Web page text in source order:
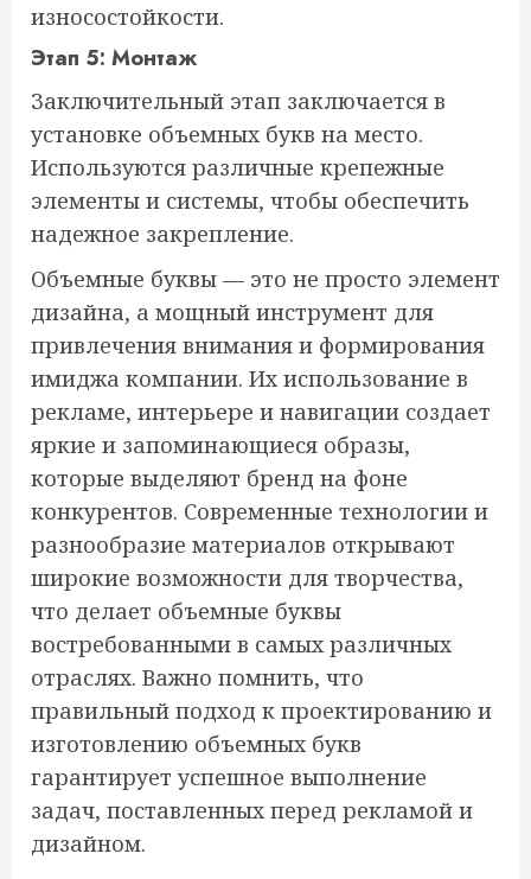
износостойкости.
Этап 5: Монтаж
Заключительный этап заключается в
установке объемных букв на место.
Используются различные крепежные
элементы и системы, чтобы обеспечить
надежное закрепление.
Объемные буквы — это не просто элемент
дизайна, а мощный инструмент для
привлечения внимания и формирования
имиджа компании. Их использование в
рекламе, интерьере и навигации создает
яркие и запоминающиеся образы,
которые выделяют бренд на фоне
конкурентов. Современные технологии и
разнообразие материалов открывают
широкие возможности для творчества,
что делает объемные буквы
востребованными в самых различных
отраслях. Важно помнить, что
правильный подход к проектированию и
изготовлению объемных букв
гарантирует успешное выполнение
задач, поставленных перед рекламой и
дизайном.